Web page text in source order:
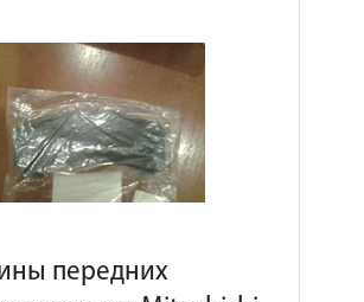
передних